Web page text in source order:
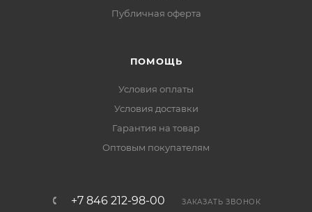
Публичная оферта
ПОМОЩЬ
Условия оплаты
Условия доставки
Гарантия на товар
Оптовым покупателям
+7 846 212-98-00 ЗАКАЗАТЬ ЗВОНОК